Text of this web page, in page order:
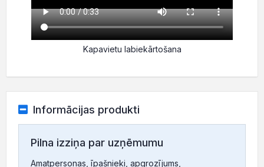
Kapavietu labiekārtošana
Informācijas produkti
Pilna izziņa par uzņēmumu
Amatpersonas, īpašnieki, apgrozījums,